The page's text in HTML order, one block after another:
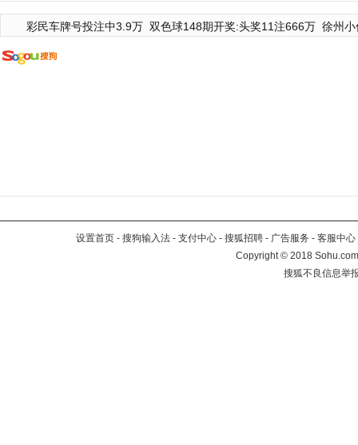
彩民车牌号投注中3.9万 双色球148期开奖:头奖11注666万 徐州
设置首页 - 搜狗输入法 - 支付中心 - 搜狐招聘 - 广告服务 - 客服中心
Copyright©2018
搜狐不良信息举